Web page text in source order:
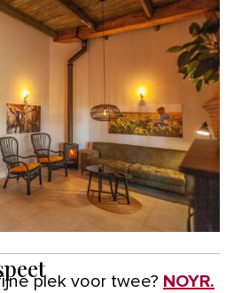
plek voor twee? NOYR.